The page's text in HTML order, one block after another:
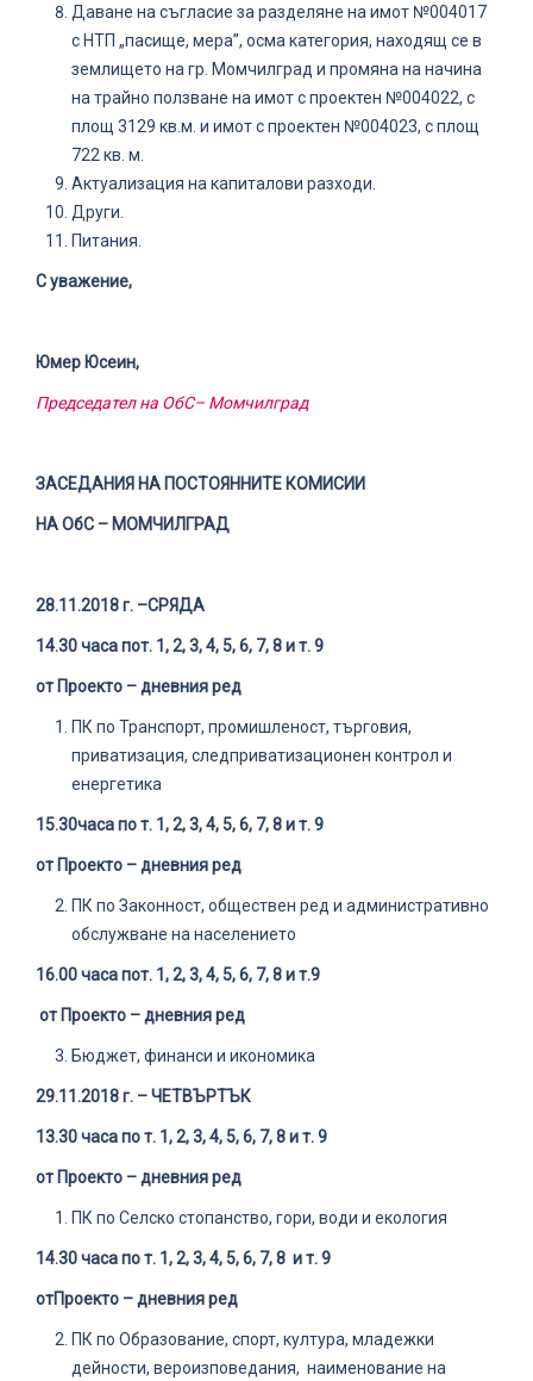
Даване на съгласие за разделяне на имот №004017
с НТП „пасище, мера”, осма категория, находящ се в
землището на гр. Момчилград и промяна на начина
на трайно ползване на имот с проектен №004022, с
площ 3129 кв.м. и имот с проектен №004023, с площ
722 кв. м.
Актуализация на капиталови разходи.
Други.
Питания.
С уважение,
Юмер Юсеин,
Председател на ОбС– Момчилград
ЗАСЕДАНИЯ НА ПОСТОЯННИТЕ КОМИСИИ
НА ОбС – МОМЧИЛГРАД
28.11 .2018г. –СРЯДА
1 4.30 часа пот. 1, 2, 3, 4, 5, 6, 7, 8 и т. 9
от Проекто – дневния ред
ПК по Транспорт, промишленост, търговия,
приватизация, следприватизационен контрол и
енергетика
1 5.30часа по т. 1, 2, 3, 4, 5, 6, 7, 8 и т. 9
от Проекто – дневния ред
ПК по Законност, обществен ред и административно
обслужване на населението
1 6.00 часа пот. 1, 2, 3, 4, 5, 6, 7, 8 и т.9
от Проекто – дневния ред
Бюджет, финанси и икономика
29.11.2018 г. –ЧЕТВЪРТЪК
1 3.30 часа по т. 1, 2, 3, 4, 5, 6, 7, 8 и т. 9
от Проекто – дневния ред
ПК по Селско стопанство, гори, води и екология
1 4.30часа по т. 1, 2, 3, 4, 5, 6, 7, 8 и т. 9
отПроекто – дневния ред
ПК по Образование, спорт, култура, младежки
дейности, вероизповедания, наименование на